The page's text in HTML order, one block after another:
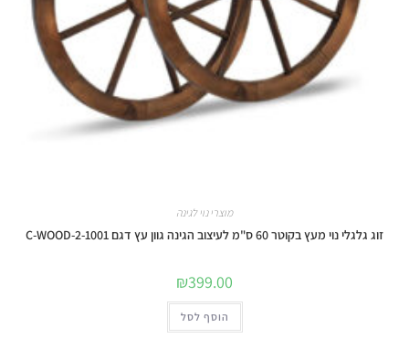
מוצרי נוי לגינה
זוג גלגלי נוי מעץ בקוטר 60 ס"מ לעיצוב הגינה גוון עץ דגם C-WOOD-2-1001
₪399.00
הוסף לסל